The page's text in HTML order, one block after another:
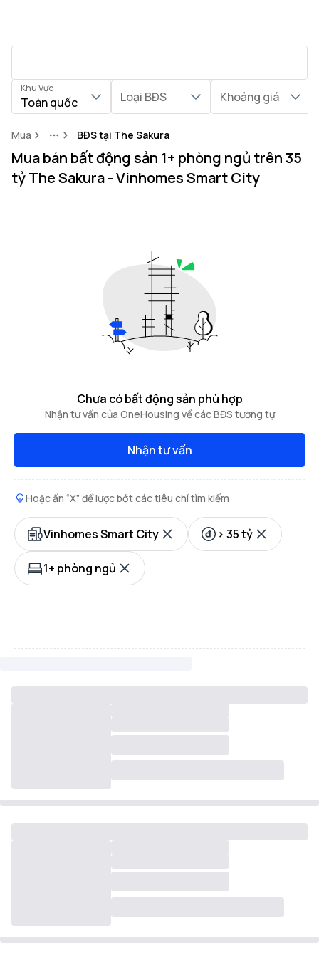
Khu Vực
Toàn quốc Loại BĐS Khoảng giá
Mua MoreBĐS tại The Sakura
Mua bán bất động sản 1+ phòng ngủ trên 35
tỷ The Sakura - Vinhomes Smart City
Chưa có bất động sản phù hợp
Nhận tư vấn của OneHousing về các BĐS tương tự
Nhận tư vấn
Hoặc ấn “X” để lược bớt các tiêu chí tìm kiếm
Vinhomes Smart City > 35 tỷ
1+ phòng ngủ